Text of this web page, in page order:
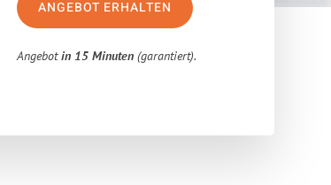
ANGEBOT ERHALTEN
Angebotin 15 Minuten (garantiert).